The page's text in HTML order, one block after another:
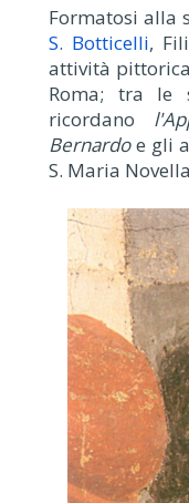
Formatosi alla
S. Botticelli,
attività
Roma; tra le
ricordano
Bernardoe gli
S. Maria